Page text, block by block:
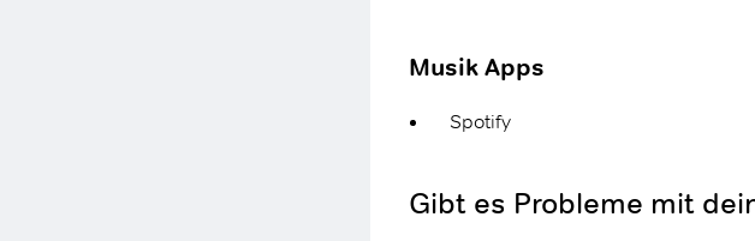
Musik Apps
Spotify
Gibt es Probleme mit